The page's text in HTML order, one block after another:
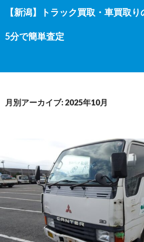
【新潟】トラック買取・車買取
5分で簡単査定
ン
テ
へ
ッ
月別アーカイブ: 2025年10月